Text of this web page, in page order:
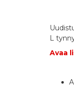
L
Avaa